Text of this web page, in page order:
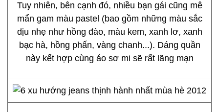
Tuy nhiên, bên cạnh đó, nhiều bạn gái cũng mê
mẩn gam màu pastel (bao gồm những màu sắc
dịu nhẹ như hồng đào, màu kem, xanh lơ, xanh
bạc hà, hồng phấn, vàng chanh...). Dáng quần
này kết hợp cùng áo sơ mi sẽ rất lãng mạn